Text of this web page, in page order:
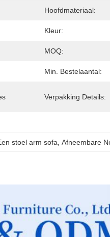
Hoofdmateriaal:
Kleur:
MOQ:
Min. Bestelaantal:
Verpakking Details:
stoel arm sofa , Afneembare